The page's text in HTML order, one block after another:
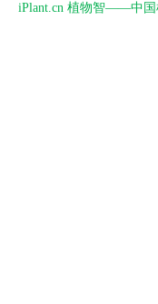
iPlant.cn 植物智——中国